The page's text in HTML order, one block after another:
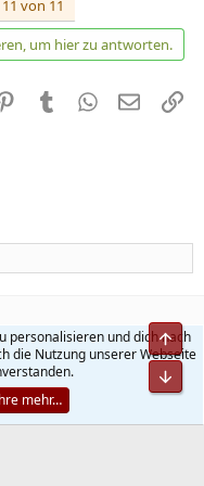
11 von 11
um hier zu antworten.
PinterestTumblr WhatsApp
E-Mail
Ltd.
personalisieren und dich nach
die Nutzung unserer Webseite
mehr…